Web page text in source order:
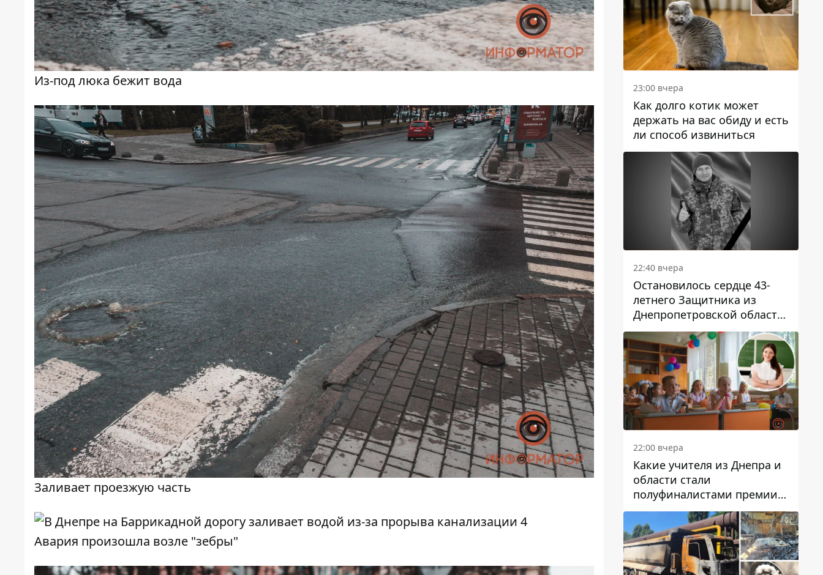
Из-под люка бежит вода
Заливает проезжую часть
Авария произошла возле "зебры"
23:00 вчера
Как долго котик может
держать на вас обиду и есть
ли способ извиниться
22:40 вчера
Остановилось сердце 43-
летнего Защитника из
Днепропетровской области
Евгения Зинченко
22:00 вчера
Какие учителя из Днепра и
области стали
полуфиналистами премии
Global Teacher Prize Ukraine
2026